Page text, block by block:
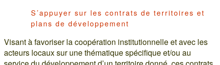
S’appuyer sur les contrats de territoires et
plans de développement
Visant à favoriser la coopération institutionnelle et avec les
acteurs locaux sur une thématique spécifique et/ou au